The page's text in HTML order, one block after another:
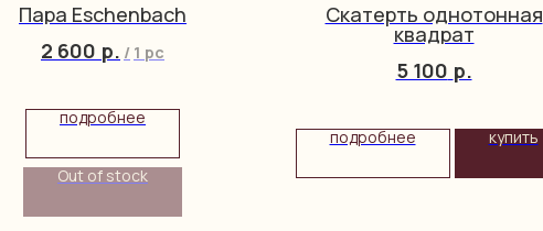
Пара Eschenbach
2 600 р. / 1 pc
подробнее
Out of stock
Скатерть однотонная
квадрат
5 100 р.
подробнее купить